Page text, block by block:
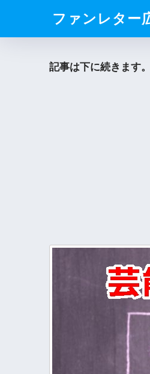
ファンレター
記事は下に続きます。